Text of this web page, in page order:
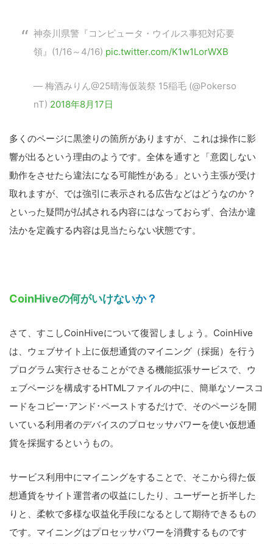
神奈川県警『コンピュータ・ウイルス事犯対応要
領』(1/16～4/16) pic.twitter.com/K1w1LorWXB
— 梅酒みりん@25晴海仮装祭 15稲毛 (@Pokerso
nT) 2018年8月17日
多くのページに黒塗りの箇所がありますが、これは操作に影
響が出るという理由のようです。全体を通すと「意図しない
動作をさせたら違法になる可能性がある」という主張が受け
取れますが、では強引に表示される広告などはどうなのか？
といった疑問が払拭される内容にはなっておらず、合法か違
法かを定義する内容は見当たらない状態です。
CoinHiveの何がいけないか？
さて、すこしCoinHiveについて復習しましょう。CoinHive
は、ウェブサイト上に仮想通貨のマイニング（採掘）を行う
プログラム実行させることができる機能拡張サービスで、ウ
ェブページを構成するHTMLファイルの中に、簡単なソースコ
ードをコピー･アンド･ペーストするだけで、そのページを開
いている利用者のデバイスのプロセッサパワーを使い仮想通
貨を採掘するというもの。
サービス利用中にマイニングをすることで、そこから得た仮
想通貨をサイト運営者の収益にしたり、ユーザーと折半した
りと、柔軟で多様な収益化手段になるとして期待できるもの
です。マイニングはプロセッサパワーを消費するものです